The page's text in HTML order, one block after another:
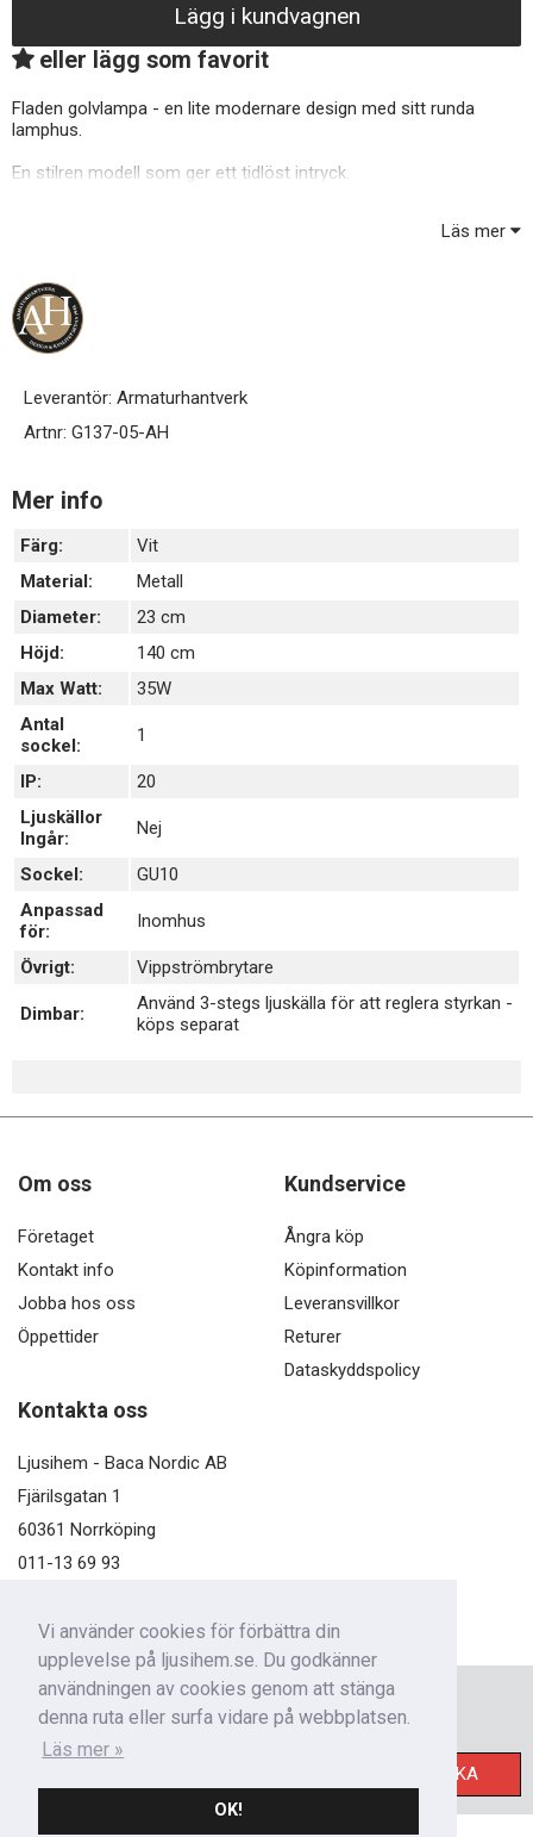
Vi använder cookies för förbättra din
upplevelse på ljusihem.se. Du godkänner
användningen av cookies genom att stänga
denna ruta eller surfa vidare på webbplatsen.
Läs mer »
OK!
Lägg i kundvagnen
eller lägg som favorit
Fladen golvlampa - en lite modernare design med sitt runda
lamphus.
En stilren modell som ger ett tidlöst intryck.
komma åt för att kunna tända och släcka.
Ljuskälla ingår ej / köps separat - GU10 sockel.
Läs mer
Leverantör: Armaturhantverk
Artnr: G137-05-AH
Mer info
Färg:
Vit
Material:
Metall
Diameter:
23 cm
Höjd:
140 cm
Max Watt:
35W
Antal
sockel:
1
IP:
20
Ljuskällor
Ingår:
Nej
Sockel:
GU10
Anpassad
för:
Inomhus
Övrigt: Vippströmbrytare
Dimbar:
Använd 3-stegs ljuskälla för att reglera styrkan -
köps separat
Om oss
Företaget
Kontakt info
Jobba hos oss
Öppettider
Kundservice
Ångra köp
Köpinformation
Leveransvillkor
Returer
Dataskyddspolicy
Kontakta oss
Ljusihem - Baca Nordic AB
Fjärilsgatan 1
60361 Norrköping
011-13 69 93
Nyhetsbrev
SKICKA